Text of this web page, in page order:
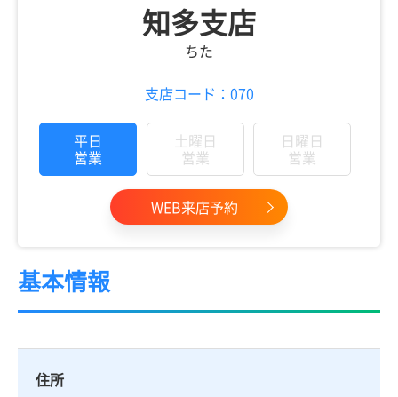
知多支店
ちた
WEB来店予約
支店コード：070
平日
営業
土曜日
営業
日曜日
営業
基本情報
住所